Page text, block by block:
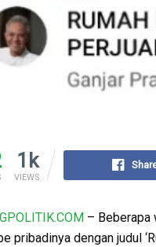
1k
VIEWS
– Beberapa
pribadinya dengan judul